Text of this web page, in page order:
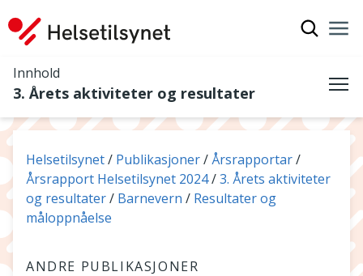
Innhold
3. Årets aktiviteter og resultater
Du er her:
Helsetilsynet Publikasjoner
Årsrapportar
Årsrapport Helsetilsynet 2024
3. Årets aktiviteter
og resultater
Barnevern
Resultater og
måloppnåelse
ANDRE PUBLIKASJONER